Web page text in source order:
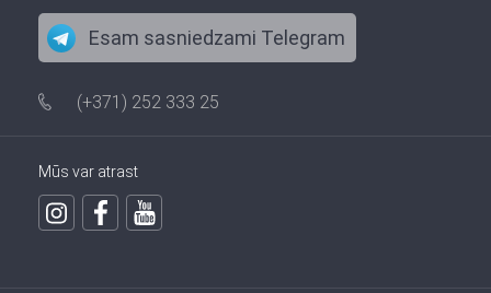
Esam sasniedzami Telegram
(+371) 252 333 25
Mūs var atrast